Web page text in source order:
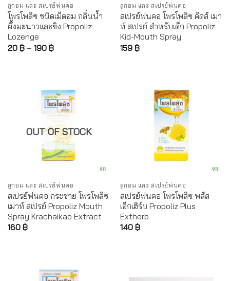
ลูกอม และ สเปรย์พ่นคอ
โพรโพลิซ ชนิดเม็ดอม กลิ่นน้ำ
ผึ้งมะนาวและขิง Propoliz
Lozenge
20 ฿– 190 ฿
ลูกอม และ สเปรย์พ่นคอ
สเปรย์พ่นคอ โพรโพลิซ คิดส์ เมา
ท์ สเปรย์ สำหรับเด็ก Propoliz
Kid-Mouth Spray
159 ฿
OUT OF STOCK
ลูกอม และ สเปรย์พ่นคอ
สเปรย์พ่นคอ กระชาย โพรโพลิซ
เมาท์ สเปรย์ Propoliz Mouth
Spray Krachaikao Extract
160 ฿
ลูกอม และ สเปรย์พ่นคอ
สเปรย์พ่นคอ โพรโพลิซ พลัส
เอ็กเฮิร์บ Propoliz Plus
Extherb
140 ฿